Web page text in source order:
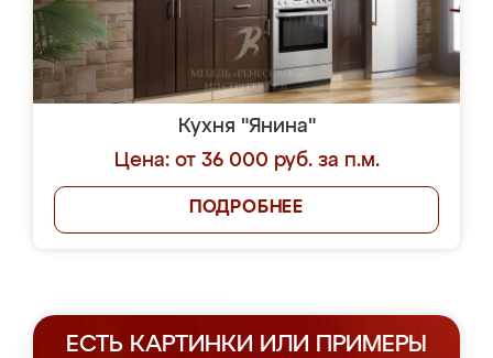
Кухня "Янина"
Цена: от 36 000 руб. за п.м.
ПОДРОБНЕЕ
ЕСТЬ КАРТИНКИ ИЛИ ПРИМЕРЫ